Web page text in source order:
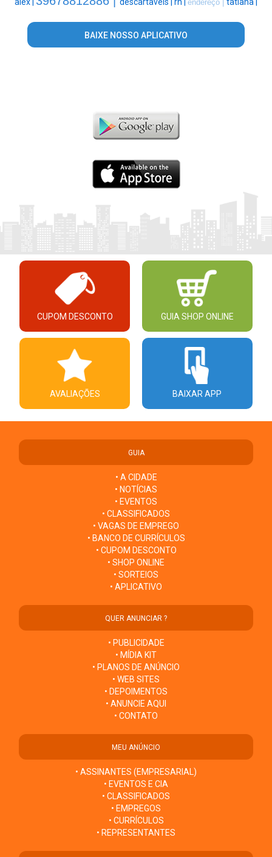
endereço |
BAIXE NOSSO APLICATIVO
CUPOM DESCONTO GUIA SHOP ONLINE
AVALIAÇÕES BAIXAR APP
GUIA
• A CIDADE
• NOTÍCIAS
• EVENTOS
• CLASSIFICADOS
• VAGAS DE EMPREGO
• BANCO DE CURRÍCULOS
• CUPOM DESCONTO
• SHOP ONLINE
• SORTEIOS
• APLICATIVO
QUER ANUNCIAR ?
• PUBLICIDADE
• MÍDIA KIT
• PLANOS DE ANÚNCIO
• WEB SITES
• DEPOIMENTOS
• ANUNCIE AQUI
• CONTATO
MEU ANÚNCIO
• ASSINANTES (EMPRESARIAL)
• EVENTOS E CIA
• CLASSIFICADOS
• EMPREGOS
• CURRÍCULOS
• REPRESENTANTES